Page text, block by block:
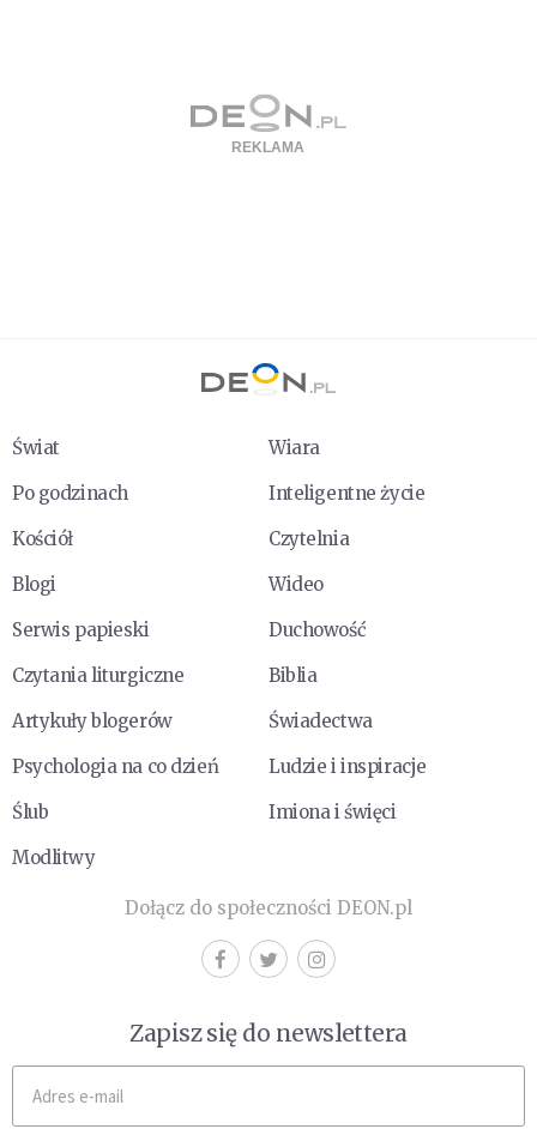
Świat
Wiara
Po godzinach
Inteligentne życie
Kościół
Czytelnia
Blogi
Wideo
Serwis papieski
Duchowość
Czytania liturgiczne
Biblia
Artykuły blogerów
Świadectwa
Psychologia na co dzień
Ludzie i inspiracje
Ślub
Imiona i święci
Modlitwy
Dołącz do społeczności DEON.pl
Zapisz się do newslettera